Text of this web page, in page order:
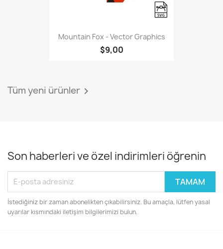
Mountain Fox - Vector Graphics
$9,00
Tüm yeni ürünler 
Son haberleri ve özel indirimleri öğrenin
İstediğiniz bir zaman abonelikten çıkabilirsiniz. Bu amaçla, lütfen yasal
uyarılar kısmındaki iletişim bilgilerimizi bulun.